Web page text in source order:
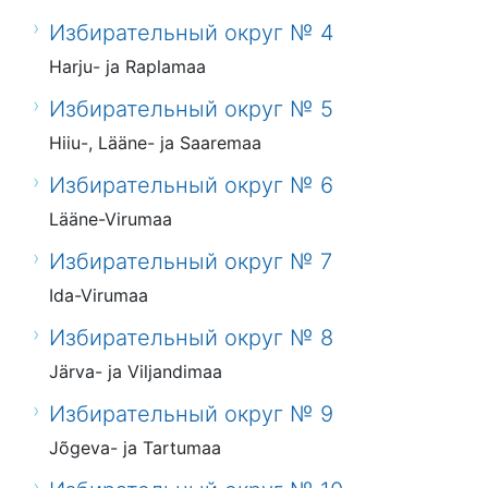
Избирательный округ № 4
Harju- ja Raplamaa
Избирательный округ № 5
Hiiu-, Lääne- ja Saaremaa
Избирательный округ № 6
Lääne-Virumaa
Избирательный округ № 7
Ida-Virumaa
Избирательный округ № 8
Järva- ja Viljandimaa
Избирательный округ № 9
Jõgeva- ja Tartumaa